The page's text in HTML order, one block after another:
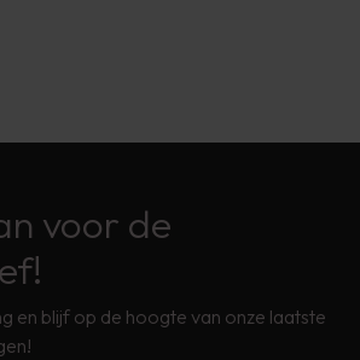
voor de
en blijf op de hoogte van onze laatste